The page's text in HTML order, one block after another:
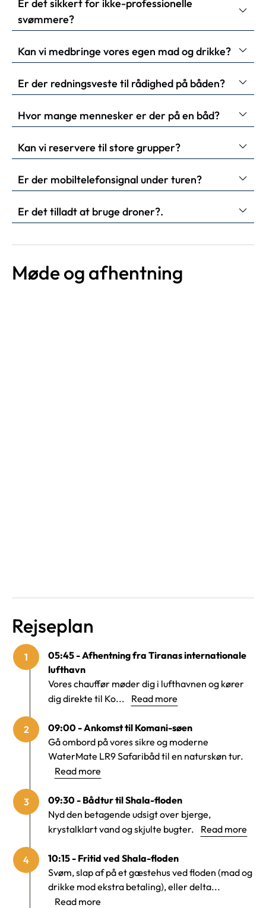
Er det sikkert for ikke-professionelle
svømmere?
Kan vi medbringe vores egen mad og drikke?
Er der redningsveste til rådighed på båden?
Hvor mange mennesker er der på en båd?
Kan vi reservere til store grupper?
Er der mobiltelefonsignal under turen?
Er det tilladt at bruge droner?.
Møde og afhentning
Rejseplan
1
05:45 - Afhentning fra Tiranas internationale
lufthavn
Vores chauffør møder dig i lufthavnen og kører
dig direkte til Ko...
Read more
2
09:00 - Ankomst til Komani-søen
Gå ombord på vores sikre og moderne
WaterMate LR9 Safaribåd til en naturskøn tur.
Read more
3
09:30 - Bådtur til Shala-floden
Nyd den betagende udsigt over bjerge,
krystalklart vand og skjulte bugter.
Read more
4
10:15 - Fritid ved Shala-floden
Svøm, slap af på et gæstehus ved floden (mad og
drikke mod ekstra betaling), eller delta...
Read more